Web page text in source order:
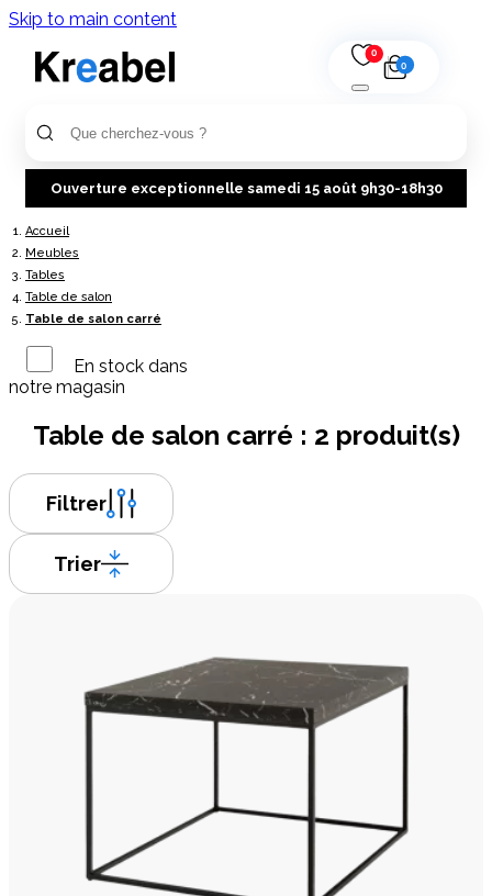
Skip to main content
0
0
Ouverture exceptionnelle samedi 15 août 9h30-18h30
Accueil
Meubles
Tables
Table de salon
Table de salon carré
En stock dans
notre magasin
Table de salon carré : 2 produit(s)
Filtrer
Trier